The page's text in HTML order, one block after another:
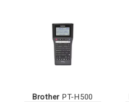
Brother PT-H500